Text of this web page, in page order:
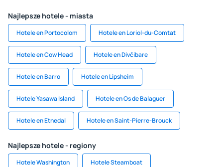
Najlepsze hotele - miasta
Hotele en Portocolom Hotele en Loriol-du-Comtat
Hotele en Cow Head Hotele en Divčibare
Hotele en Barro Hotele en Lipsheim
Hotele Yasawa Island Hotele en Os de Balaguer
Hotele en Etnedal Hotele en Saint-Pierre-Brouck
Najlepsze hotele - regiony
Hotele Washington Hotele Steamboat